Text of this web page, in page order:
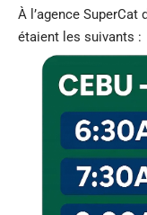
À l’agence
étaient les suivants :